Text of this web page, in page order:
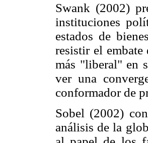
Swank (2002)
instituciones
estados de
resistir el
más "liberal" en
ver una
conformador de
Sobel (2002)
análisis de la